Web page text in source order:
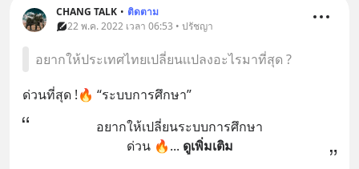
CHANG TALK • ติดตาม
22 พ.ค. 2022 เวลา 06:53 • ปรัชญา
อยากให้ประเทศไทยเปลี่ยนเเปลงอะไรมาที่สุด ?
ด่วนที่สุด !🔥 “ระบบการศึกษา”
อยากให้เปลี่ยนระบบการศึกษา
ด่วน 🔥... ดูเพิ่มเติม